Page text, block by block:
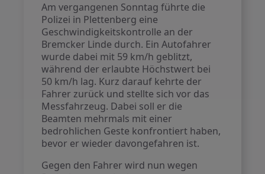
Am vergangenen Sonntag führte die
Polizei in Plettenberg eine
Geschwindigkeitskontrolle an der
Bremcker Linde durch. Ein Autofahrer
wurde dabei mit 59 km/h geblitzt,
während der erlaubte Höchstwert bei
50 km/h lag. Kurz darauf kehrte der
Fahrer zurück und stellte sich vor das
Messfahrzeug. Dabei soll er die
Beamten mehrmals mit einer
bedrohlichen Geste konfrontiert haben,
bevor er wieder davongefahren ist.
Gegen den Fahrer wird nun wegen